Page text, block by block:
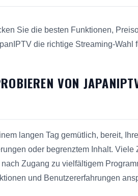
Sie die besten Funktionen,
die richtige Streaming-Wahl
VON
langen Tag gemütlich, bereit,
oder begrenztem Inhalt. Viele
Zugang zu vielfältigem
und Benutzererfahrungen